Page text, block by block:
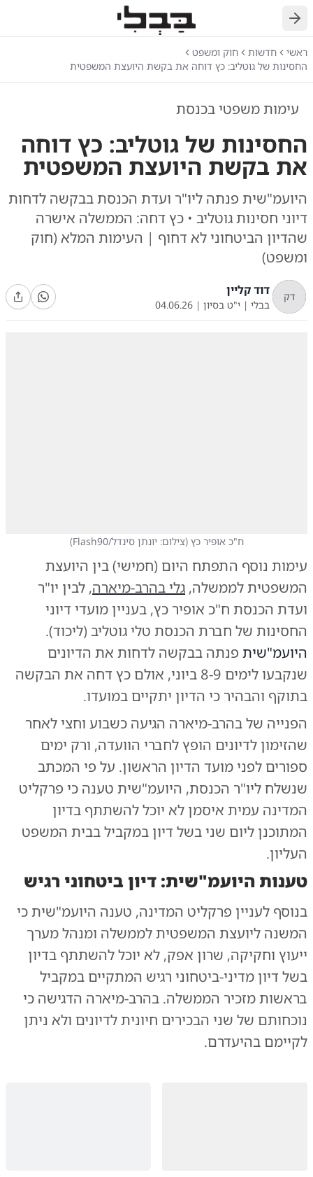
חזרה
ראשי חדשות
חוק ומשפט
החסינות של גוטליב: כץ דוחה את בקשת היועצת המשפטית
עימות משפטי בכנסת
החסינות של גוטליב: כץ דוחה
את בקשת היועצת המשפטית
היועמ"שית פנתה ליו"ר ועדת הכנסת בבקשה לדחות
דיוני חסינות גוטליב • כץ דחה: הממשלה אישרה
שהדיון הביטחוני לא דחוף | העימות המלא (חוק
ומשפט)
דק דוד קליין
בבלי | י"ט בסיון |
04.06.26
ח"כ אופיר כץ (צילום: יונתן סינדל/Flash90 )
עימות נוסף התפתח היום (חמישי) בין היועצת
המשפטית לממשלה, גלי בהרב-מיארה, לבין יו"ר
ועדת הכנסת ח"כ אופיר כץ, בעניין מועדי דיוני
החסינות של חברת הכנסת טלי גוטליב (ליכוד).
היועמ"שית פנתה בבקשה לדחות את הדיונים
שנקבעו לימים 8-9 ביוני, אולם כץ דחה את הבקשה
בתוקף והבהיר כי הדיון יתקיים במועדו.
הפנייה של בהרב-מיארה הגיעה כשבוע וחצי לאחר
שהזימון לדיונים הופץ לחברי הוועדה, ורק ימים
ספורים לפני מועד הדיון הראשון. על פי המכתב
שנשלח ליו"ר הכנסת, היועמ"שית טענה כי פרקליט
המדינה עמית איסמן לא יוכל להשתתף בדיון
המתוכנן ליום שני בשל דיון במקביל בבית המשפט
העליון.
טענות היועמ"שית: דיון ביטחוני רגיש
בנוסף לעניין פרקליט המדינה, טענה היועמ"שית כי
המשנה ליועצת המשפטית לממשלה ומנהל מערך
ייעוץ וחקיקה, שרון אפק, לא יוכל להשתתף בדיון
בשל דיון מדיני-ביטחוני רגיש המתקיים במקביל
בראשות מזכיר הממשלה. בהרב-מיארה הדגישה כי
נוכחותם של שני הבכירים חיונית לדיונים ולא ניתן
לקיימם בהיעדרם.